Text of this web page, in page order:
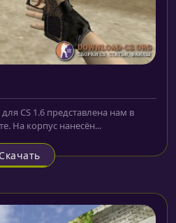
CS 1.6 представлена нам в
На корпус нанесён...
Скачать